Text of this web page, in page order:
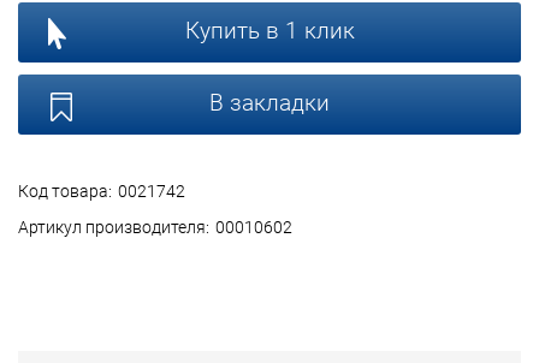
Код товара: 0021742
Артикул производителя: 00010602
Купить в 1 клик
В закладки